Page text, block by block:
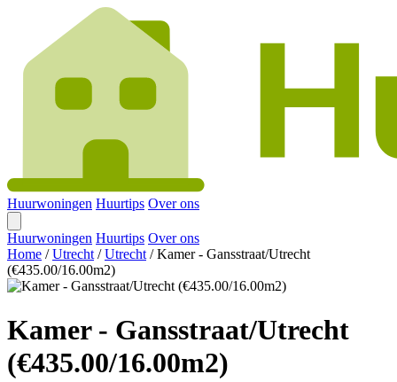
Huurwoningen Huurtips Over ons
Huurwoningen Huurtips Over ons
Home / Utrecht / Utrecht / Kamer - Gansstraat/Utrecht
(€435.00/16.00m2)
Kamer - Gansstraat/Utrecht
(€435.00/16.00m2)